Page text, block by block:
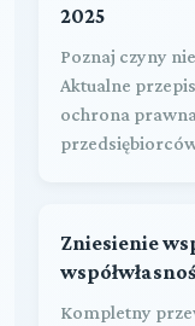
2025
Poznaj czyny
Aktualne
ochrona
Zniesienie
Kompletny